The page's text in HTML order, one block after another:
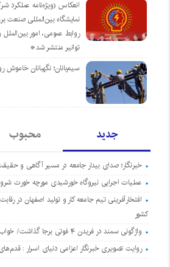
انعکاس (ویژه‌نامه عملکرد
نمایشگاه بین‌المللی صنعت
روابط عمومی، امور
توانیر منتشر شد*
سیم‌بانان؛ نگهبانان خاموش
جدید محبوب
خبرنگار؛ صدای بیدار جامعه در مسیر آگاهی و
عملیات اجرایی نیروگاه خورشیدی مورچه خورت
افتخارآفرینی تیم جامعه کار و تولید اصفهان در
کشور
واژگونی سمند در فریدن ۴ فوتی برجا گذاشت/ خواب‌آلودگی راننده حادثه‌ساز شد
روایت تصویری خبرنگار اعزامی دنیای اسرار :